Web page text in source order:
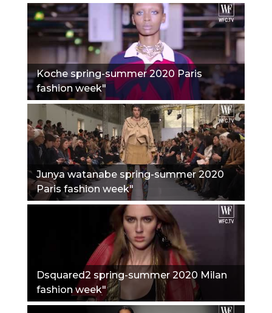
Koche spring-summer 2020 Paris
fashion week"
Junya watanabe spring-summer 2020
Paris fashion week"
Dsquared2 spring-summer 2020 Milan
fashion week"